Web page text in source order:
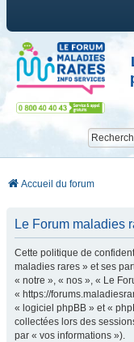
Accueil du forum
Le Forum maladies
Cette politique de
maladies rares » et ses
« notre », « nos », « Le
« https://
« logiciel phpBB » et «
collectées lors des
par « vos informations »).